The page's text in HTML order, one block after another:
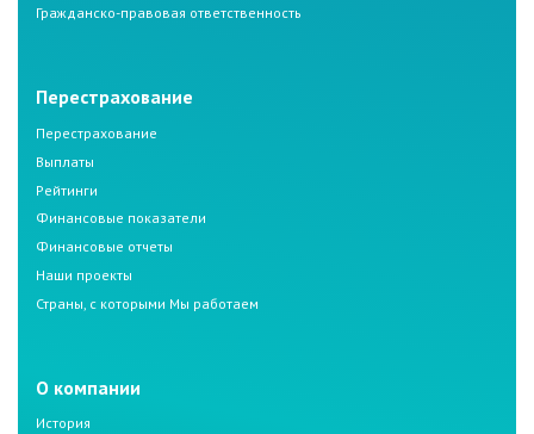
Гражданско-правовая ответственность
Перестрахование
Перестрахование
Выплаты
Рейтинги
Финансовые показатели
Финансовые отчеты
Наши проекты
Страны, с которыми Мы работаем
О компании
История